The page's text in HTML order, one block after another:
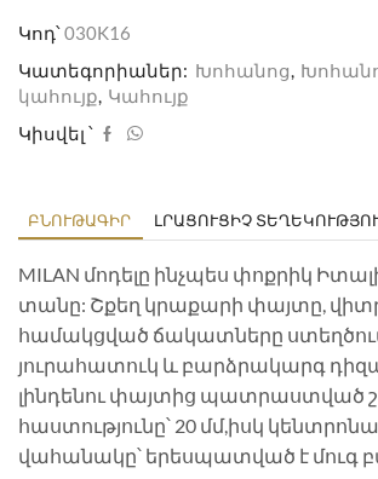
Կոդ՝030K16
Կատեգորիաներ: Խոհանոց,
կահույք, Կահույք
Կիսվել ՝
ԲՆՈՒԹԱԳԻՐ ԼՐԱՑՈՒՑԻՉ
MILAN մոդելը ինչպես փոքրիկ
տանը: Շքեղ կրաքարի փայտը,
համակցված ճակատները
յուրահատուկ և բարձրակարգ
լինդենու փայտից պատրաստված
հաստությունը՝ 20 մմ,իսկ
վահանակը՝ երեսպատված է մուգ